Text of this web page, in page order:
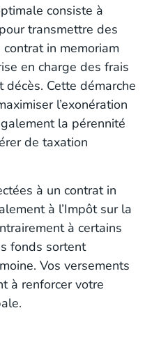
consiste à
transmettre des
in memoriam
en charge des frais
Cette démarche
l’exonération
la pérennité
de taxation
à un contrat in
à l’Impôt sur la
à certains
fonds sortent
Vos versements
à renforcer votre